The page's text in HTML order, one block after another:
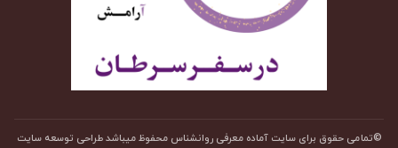
©تمامی حقوق برای سایت آماده معرفی روانشناس محفوظ میباشد طراحی توسعه سایت